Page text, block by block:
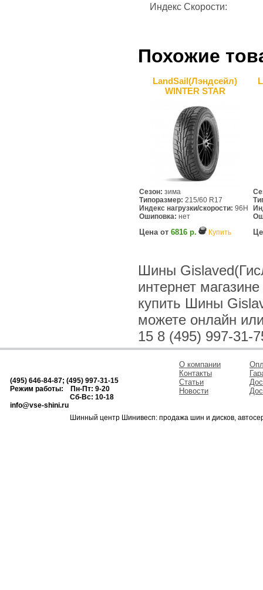
Индекс Скорости:
Похожие
LandSail(Лэндсейл)
WINTER STAR
Сезон: зима
Типоразмер: 215/60 R17
Индекс нагрузки/скорости: 96H
Ошиповка: нет
Цена от 6816 р. Купить
Шины
интернет
купить Шины
можете онлайн
15 8 (495) 997-31-
(495) 646-84-87; (495) 997-31-15
Режим работы: Пн-Пт: 9-20
Сб-Вс: 10-18
info@vse-shini.ru
О компании
Контакты
Статьи
Новости
Шинный центр Шинивесп: продажа шин и дисков,